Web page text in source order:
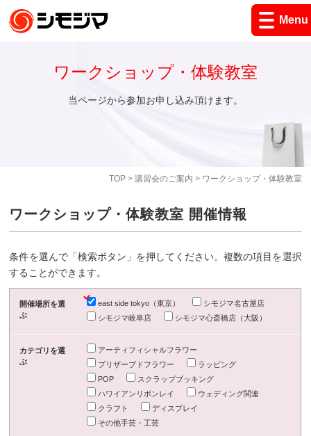
Menu
TOP> 講習会のご案内 > ワークショップ・体験教室
ワークショップ・体験教室
当ページから参加お申し込み頂けます。
ワークショップ・体験教室 開催情報
条件を選んで「検索ボタン」を押してください。複数の項目を選択
することができます。
開催場所を選
ぶ
east side tokyo（東京）
シモジマ名古屋店
シモジマ岐阜店
シモジマ心斎橋店（大阪）
カテゴリを選
ぶ
アーティフィシャルフラワー
プリザーブドフラワー
ラッピング
POP
スクラップブッキング
ハワイアンリボンレイ
ウェディング関連
クラフト
ディスプレイ
その他手芸・工芸